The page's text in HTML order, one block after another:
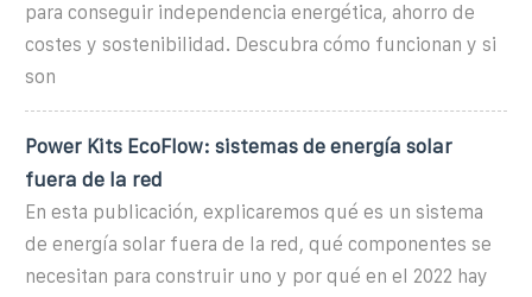
para conseguir independencia energética, ahorro de
costes y sostenibilidad. Descubra cómo funcionan y si
son
Power Kits EcoFlow: sistemas de energía solar
fuera de la red
En esta publicación, explicaremos qué es un sistema
de energía solar fuera de la red, qué componentes se
necesitan para construir uno y por qué en el 2022 hay